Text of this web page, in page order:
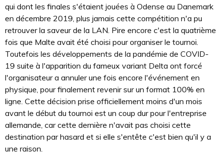
qui dont les finales s'étaient jouées à Odense au Danemark
en décembre 2019, plus jamais cette compétition n'a pu
retrouver la saveur de la LAN. Pire encore c'est la quatrième
fois que Malte avait été choisi pour organiser le tournoi.
Toutefois les développements de la pandémie de COVID-
19 suite à l'apparition du fameux variant Delta ont forcé
l'organisateur a annuler une fois encore l'événement en
physique, pour finalement revenir sur un format 100% en
ligne. Cette décision prise officiellement moins d'un mois
avant le début du tournoi est un coup dur pour l'entreprise
allemande, car cette dernière n'avait pas choisi cette
destination par hasard et si elle s'entête c'est bien qu'il y a
une raison.